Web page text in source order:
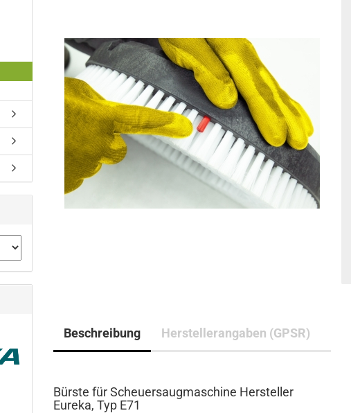
Beschreibung Herstellerangaben (GPSR)
Bürste für Scheuersaugmaschine Hersteller
Eureka, Typ E71